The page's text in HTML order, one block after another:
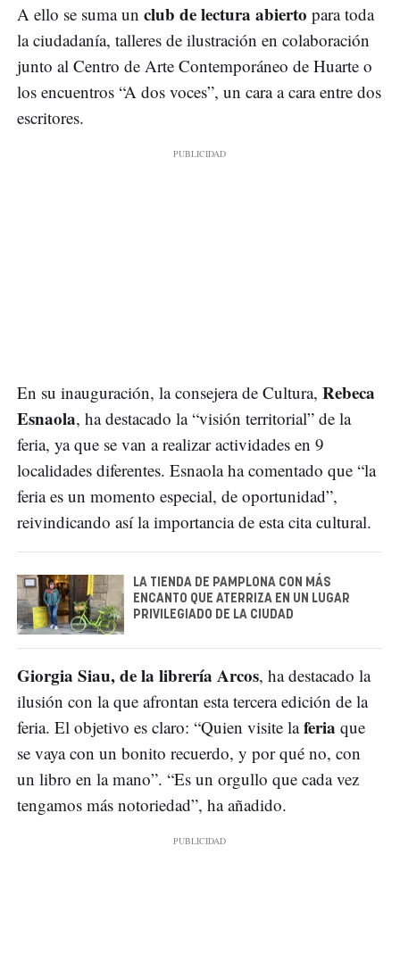
A ello se suma un club de lectura abierto para toda
la ciudadanía, talleres de ilustración en colaboración
junto al Centro de Arte Contemporáneo de Huarte o
los encuentros “A dos voces”, un cara a cara entre dos
escritores.
En su inauguración, la consejera de Cultura, Rebeca
Esnaola, ha destacado la “visión territorial” de la
feria, ya que se van a realizar actividades en 9
localidades diferentes. Esnaola ha comentado que “la
feria es un momento especial, de oportunidad”,
reivindicando así la importancia de esta cita cultural.
LA TIENDA DE PAMPLONA CON MÁS
ENCANTO QUE ATERRIZA EN UN LUGAR
PRIVILEGIADO DE LA CIUDAD
Giorgia Siau, de la librería Arcos, ha destacado la
ilusión con la que afrontan esta tercera edición de la
feria. El objetivo es claro: “Quien visite laferia que
se vaya con un bonito recuerdo, y por qué no, con
un libro en la mano”. “Es un orgullo que cada vez
tengamos más notoriedad”, ha añadido.